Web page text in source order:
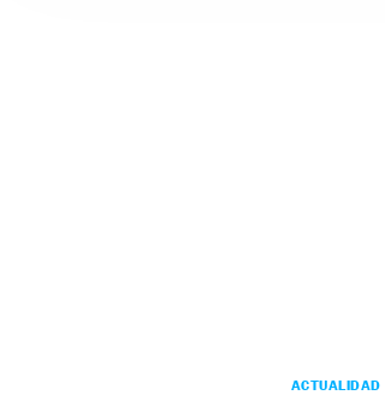
ACTUALIDAD